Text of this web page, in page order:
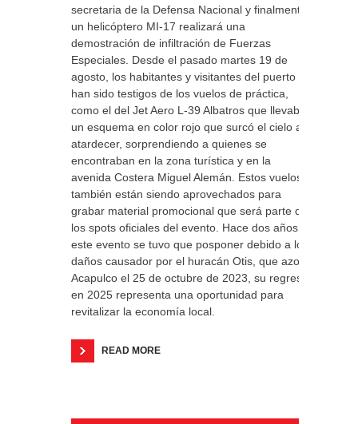
secretaria de la Defensa Nacional y finalmente
un helicóptero MI-17 realizará una
demostración de infiltración de Fuerzas
Especiales. Desde el pasado martes 19 de
agosto, los habitantes y visitantes del puerto
han sido testigos de los vuelos de práctica,
como el del Jet Aero L-39 Albatros que llevaba
un esquema en color rojo que surcó el cielo al
atardecer, sorprendiendo a quienes se
encontraban en la zona turística y en la
avenida Costera Miguel Alemán. Estos vuelos
también están siendo aprovechados para
grabar material promocional que será parte de
los spots oficiales del evento. Hace dos años
este evento se tuvo que posponer debido a los
daños causador por el huracán Otis, que azotó
Acapulco el 25 de octubre de 2023, su regreso
en 2025 representa una oportunidad para
revitalizar la economía local.
READ MORE